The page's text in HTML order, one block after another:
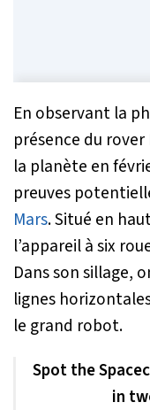
En observant la
présence du
la planète en
preuves
Mars. Situé en
l’appareil à six
Dans son sillage,
lignes
le grand robot.
Spot the
in